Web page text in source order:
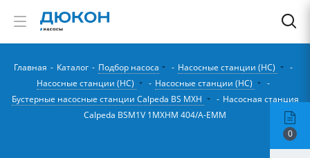
Главная - Каталог - Подбор насоса - Насосные станции (НС)
-
Насосные станции (НС)
- Насосные станции (НС)
-
Бустерные насосные станции Calpeda BS MXH
- Насосная станция
Calpeda BSM1V 1MXHM 404/A-EMM
0